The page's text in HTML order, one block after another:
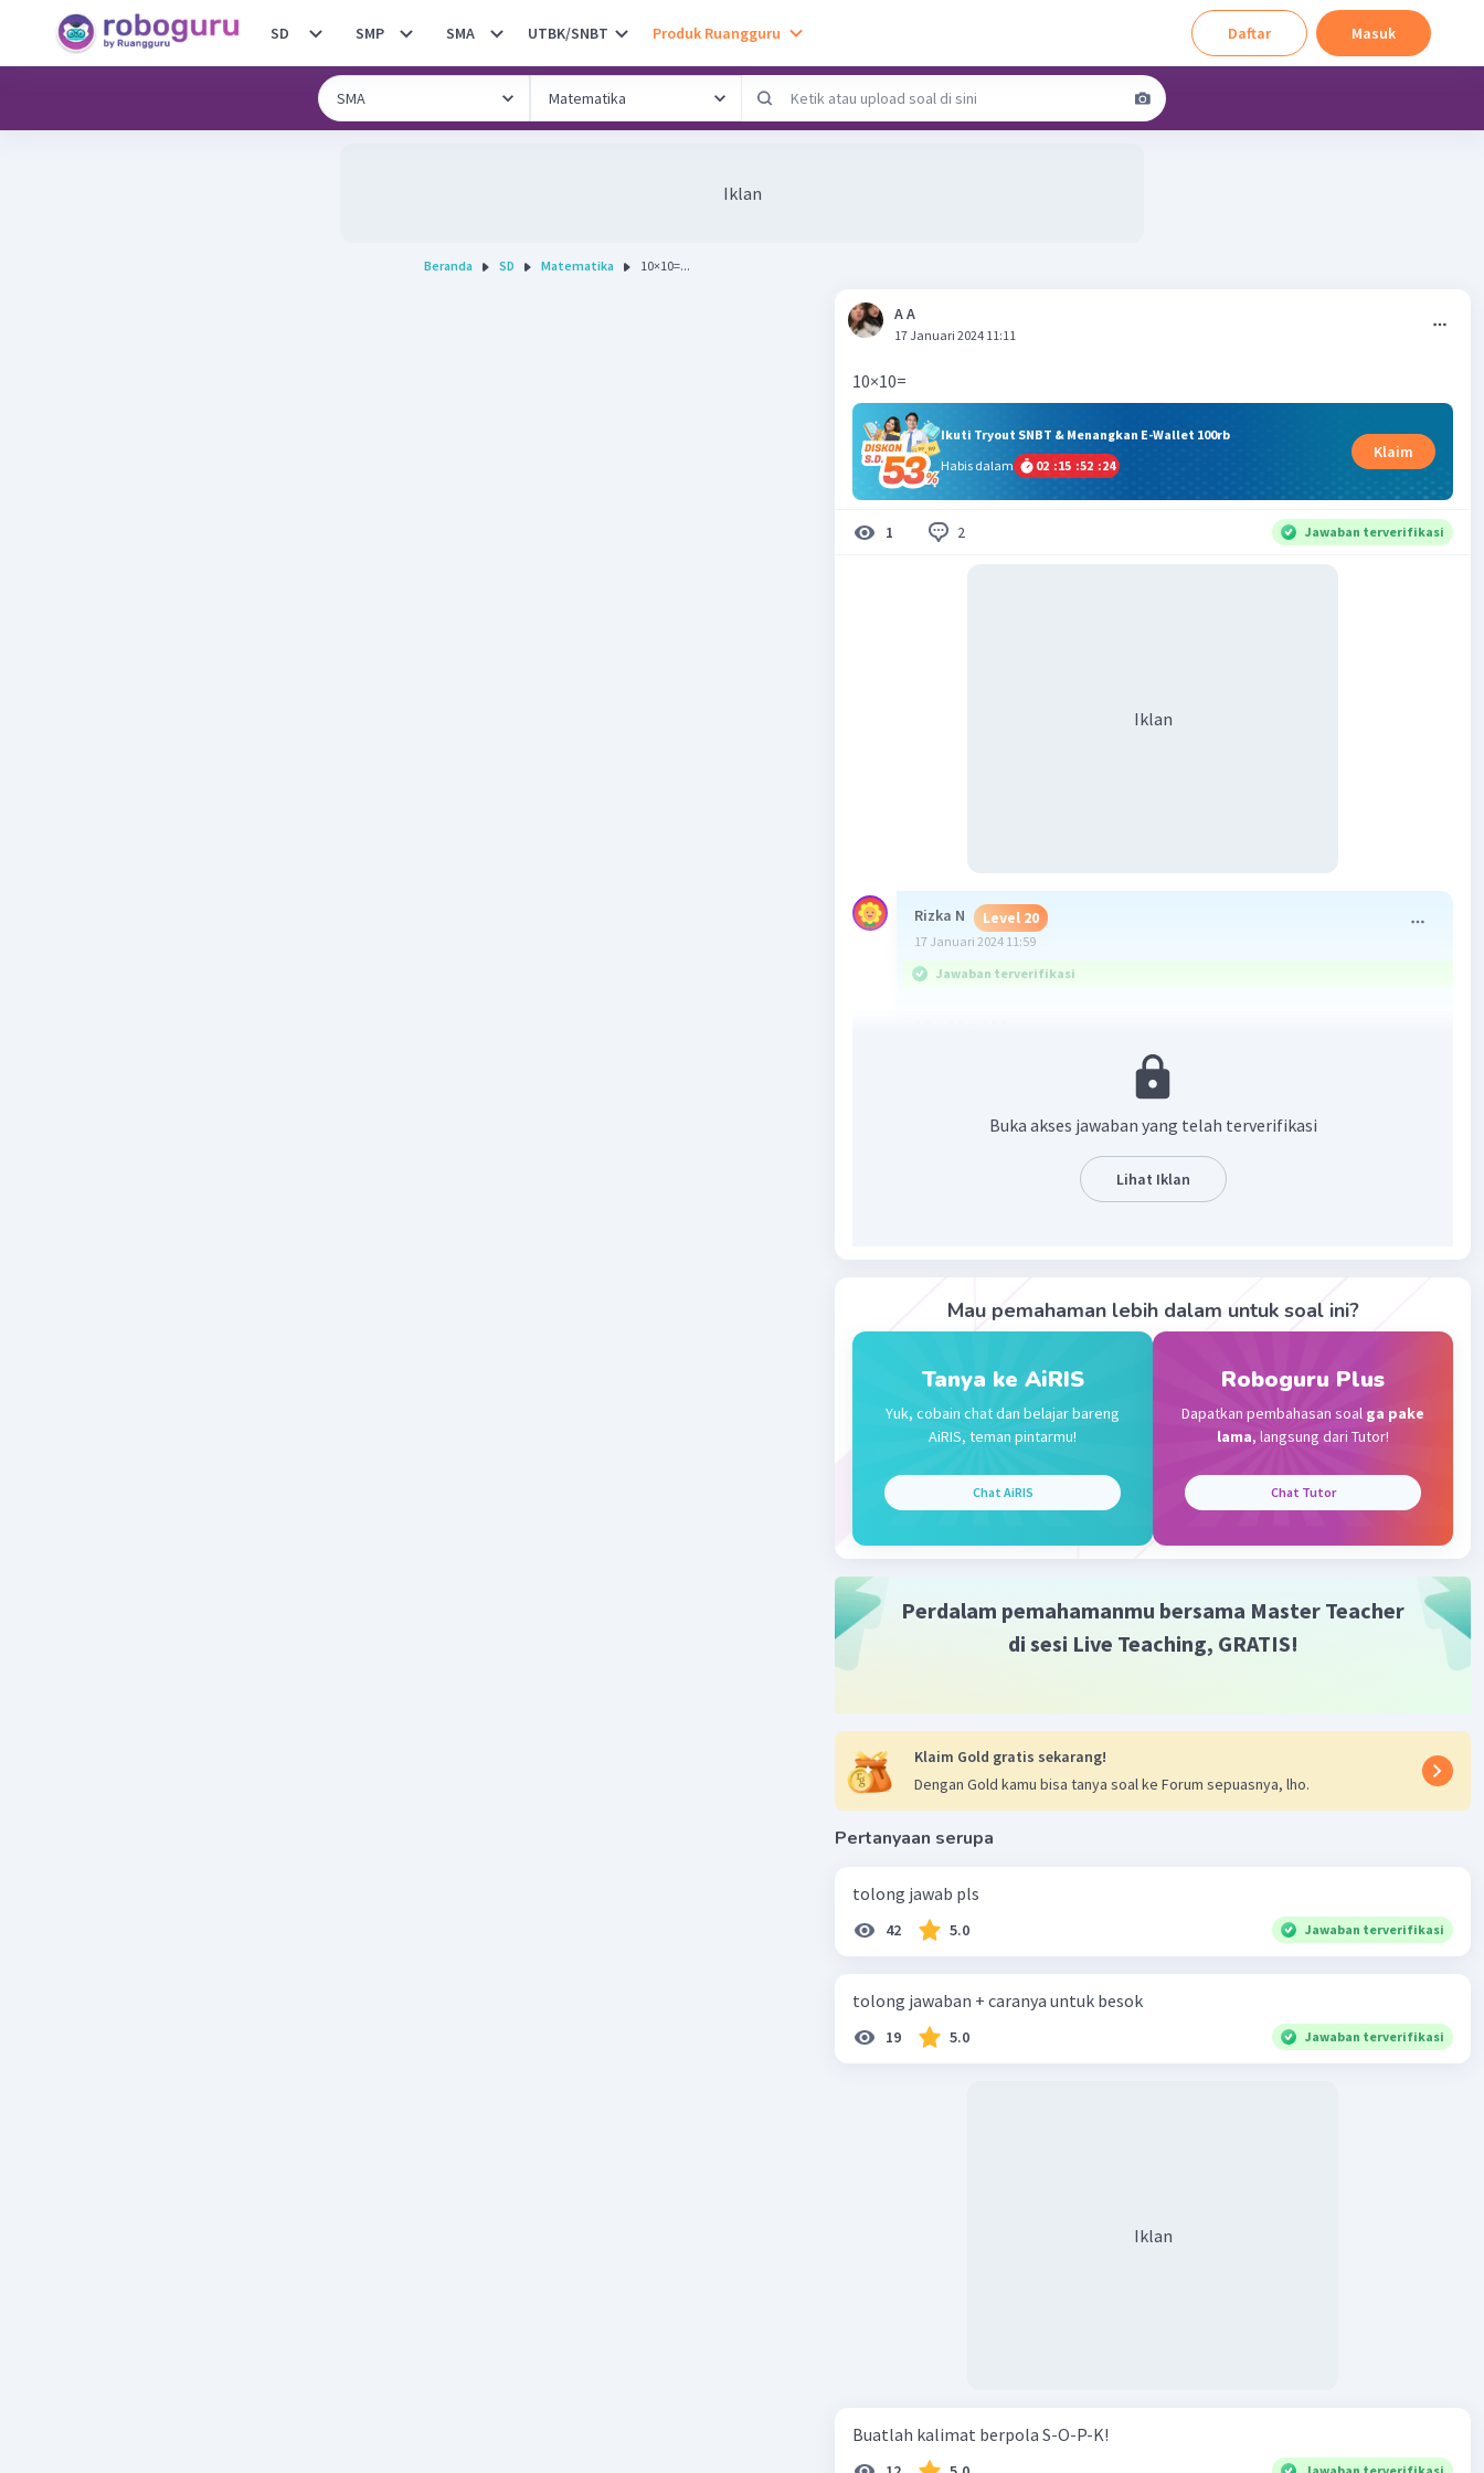
SD SMP SMA UTBK/SNBT Produk Ruangguru Daftar Masuk
Iklan
Beranda SD Matematika 10×10=...
A A
17 Januari 2024 11:11
10×10=
Ikuti Tryout SNBT & Menangkan E-Wallet 100rb
Habis dalam
02 :15 :52 :24
Klaim
1 2 Jawaban terverifikasi
Iklan
Rizka N Level 20
17 Januari 2024 11:59
Jawaban terverifikasi
Balas
Buka akses jawaban yang telah terverifikasi
Lihat Iklan
Mau pemahaman lebih dalam untuk soal ini?
Tanya ke AiRIS
Yuk, cobain chat dan belajar bareng
AiRIS, teman pintarmu!
Chat AiRIS
Roboguru Plus
Dapatkan pembahasan soal ga pake
lama, langsung dari Tutor!
Chat Tutor
Perdalam pemahamanmu bersama Master Teacher
di sesi Live Teaching, GRATIS!
Klaim Gold gratis sekarang!
Dengan Gold kamu bisa tanya soal ke Forum sepuasnya, lho.
Pertanyaan serupa
tolong jawab pls
42 5.0 Jawaban terverifikasi
tolong jawaban + caranya untuk besok
19 5.0 Jawaban terverifikasi
Iklan
Buatlah kalimat berpola S-O-P-K!